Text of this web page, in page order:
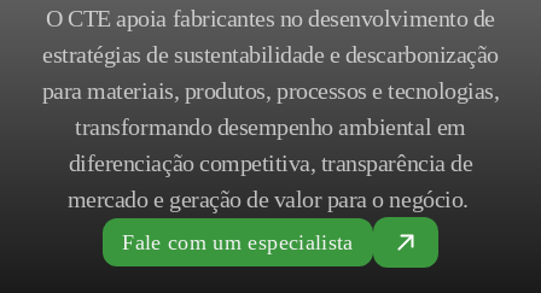
O CTE apoia fabricantes no desenvolvimento de
estratégias de sustentabilidade e descarbonização
para materiais, produtos, processos e tecnologias,
transformando desempenho ambiental em
diferenciação competitiva, transparência de
mercado e geração de valor para o negócio.
Fale com um especialista